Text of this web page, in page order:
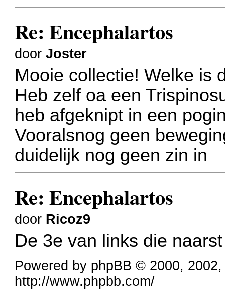
Re: Encephalartos
doorJoster
Mooie collectie! Welke is
Heb zelf oa een
heb afgeknipt in een
Vooralsnog geen
duidelijk nog geen zin in
Re: Encephalartos
door Ricoz9
De 3e van links die
Powered by phpBB © 2000,
http://www.phpbb.com/